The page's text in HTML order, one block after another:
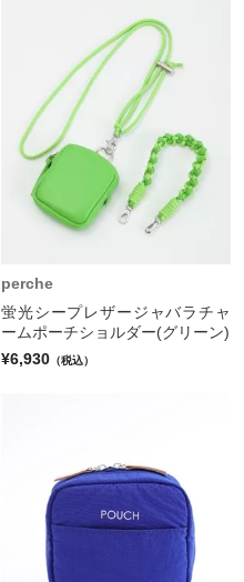
perche
蛍光シープレザージャバラチャ
ームポーチショルダー(グリーン)
¥6,930 （税込）